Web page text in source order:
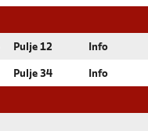
Pulje 12 Info
Pulje 34 Info